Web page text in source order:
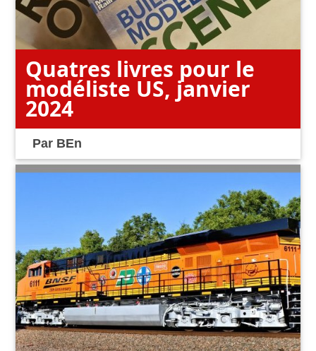
Quatres livres pour le
modéliste US, janvier
2024
Par BEn